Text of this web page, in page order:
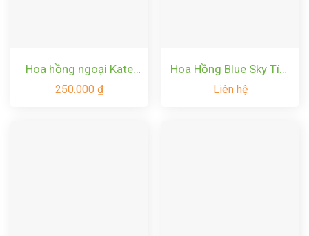
Hoa hồng ngoại Kate
rose – Hoa hồng cắt
cành David Austin thơm
250.000 ₫
Hoa Hồng Blue Sky Tím
Lavender
Liên hệ